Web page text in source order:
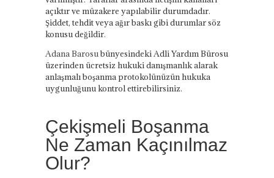
açıktır ve müzakere yapılabilir durumdadır.
Şiddet, tehdit veya ağır baskı gibi durumlar söz
konusu değildir.
Adana Barosubünyesindeki Adli Yardım Bürosu
üzerinden ücretsiz hukuki danışmanlık alarak
anlaşmalı boşanma protokolünüzün hukuka
uygunluğunu kontrol ettirebilirsiniz.
Çekişmeli Boşanma
Ne Zaman Kaçınılmaz
Olur?